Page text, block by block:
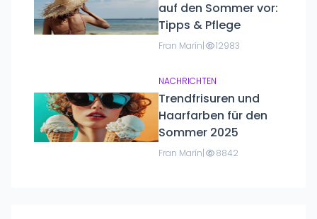
auf den Sommer vor:
Tipps & Pflege
Fran Marín| 12983
NACHRICHTEN
Trendfrisuren und
Haarfarben für den
Sommer 2025
Fran Marín| 8842